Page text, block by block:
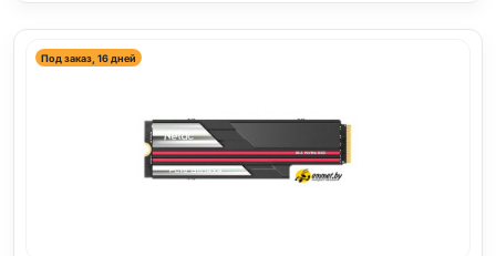
Под заказ, 16 дней